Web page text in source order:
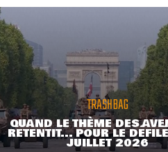
TRASHBAG
QUAND LE THÈME DES
RETENTIT... POUR LE
JUILLET 2026